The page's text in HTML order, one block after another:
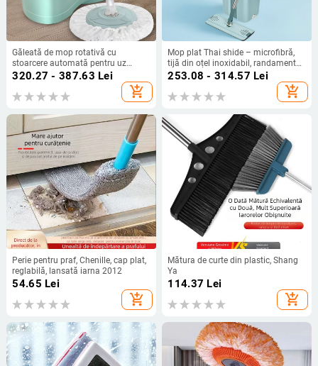
Găleată de mop rotativă cu
stoarcere automată pentru uz
casnic
320.27 - 387.63 Lei
add_shopping_cart
Mop plat Thai shide – microfibră,
tijă din oțel inoxidabil, randament
de uscare 50–60%, tip Velcro pentru
253.08 - 314.57 Lei
add_shopping_cart
Perie pentru praf, Chenille, cap plat,
reglabilă, lansată iarna 2012
54.65 Lei
add_shopping_cart
Mătura de curte din plastic, Shang
Ya
114.37 Lei
add_shopping_cart